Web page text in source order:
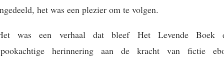
het was een plezier om te volgen.
was een verhaal dat bleef Het Levende Boek
herinnering aan de kracht van fictie